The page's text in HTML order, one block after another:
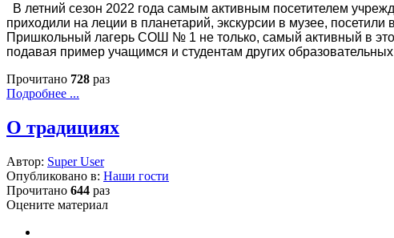
В летний сезон 2022 года самым активным посетителем
приходили на леции в планетарий, экскурсии в музее,
Пришкольный лагерь СОШ № 1 не только, самый активный в
подавая пример учащимся и студентам других
Прочитано 728 раз
Подробнее ...
О традициях
Автор: Super User
Опубликовано в: Наши гости
Прочитано 644 раз
Оцените материал